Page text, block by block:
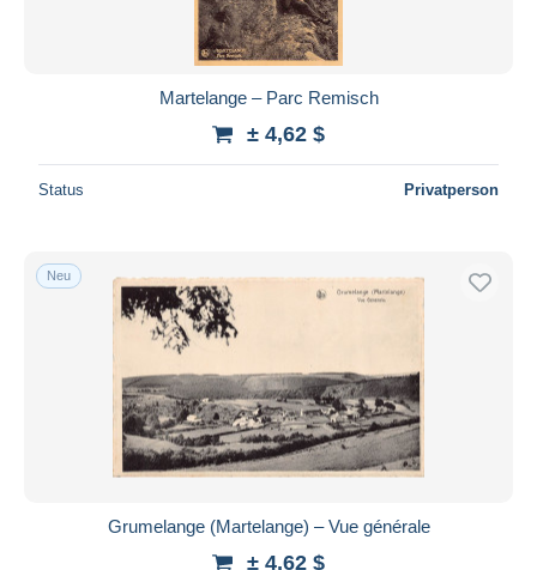
Martelange – Parc Remisch
± 4,62 $
Status Privatperson
Neu
Grumelange (Martelange) – Vue générale
± 4,62 $